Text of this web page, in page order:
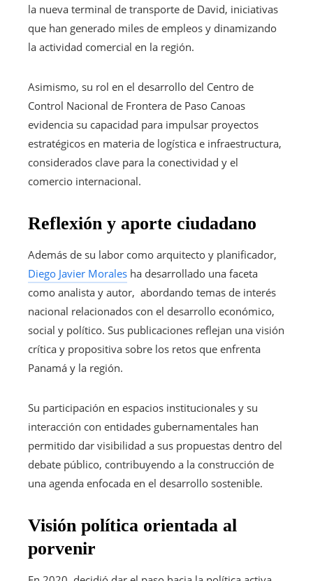
la nueva terminal de transporte de David, iniciativas
que han generado miles de empleos y dinamizando
la actividad comercial en la región.
Asimismo, su rol en el desarrollo del Centro de
Control Nacional de Frontera de Paso Canoas
evidencia su capacidad para impulsar proyectos
estratégicos en materia de logística e infraestructura,
considerados clave para la conectividad y el
comercio internacional.
Reflexión y aporte ciudadano
Además de su labor como arquitecto y planificador,
Diego Javier Morales ha desarrollado una faceta
como analista y autor, abordando temas de interés
nacional relacionados con el desarrollo económico,
social y político. Sus publicaciones reflejan una visión
crítica y propositiva sobre los retos que enfrenta
Panamá y la región.
Su participación en espacios institucionales y su
interacción con entidades gubernamentales han
permitido dar visibilidad a sus propuestas dentro del
debate público, contribuyendo a la construcción de
una agenda enfocada en el desarrollo sostenible.
Visión política orientada al
porvenir